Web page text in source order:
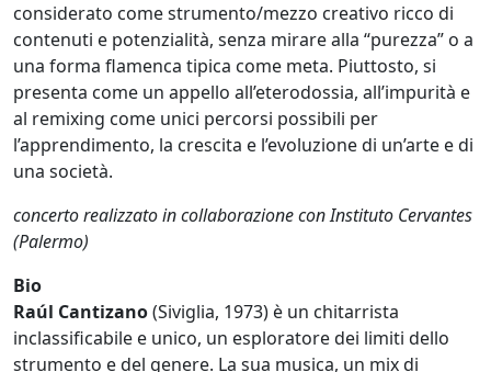
considerato come strumento/mezzo creativo ricco di
contenuti e potenzialità, senza mirare alla “purezza” o a
una forma flamenca tipica come meta. Piuttosto, si
presenta come un appello all’eterodossia, all’impurità e
al remixing come unici percorsi possibili per
l’apprendimento, la crescita e l’evoluzione di un’arte e di
una società.
concerto realizzato in collaborazione con Instituto Cervantes
(Palermo)
Bio
Raúl Cantizano(Siviglia, 1973) è un chitarrista
inclassificabile e unico, un esploratore dei limiti dello
strumento e del genere. La sua musica, un mix di